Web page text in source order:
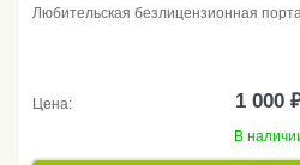
Любительская безлицензионная
Цена: 1 000
В